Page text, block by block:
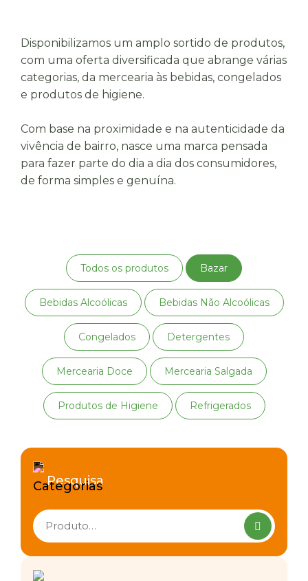
Disponibilizamos um amplo sortido de produtos,
com uma oferta diversificada que abrange várias
categorias, da mercearia às bebidas, congelados
e produtos de higiene.
Com base na proximidade e na autenticidade da
vivência de bairro, nasce uma marca pensada
para fazer parte do dia a dia dos consumidores,
de forma simples e genuína.
Todos os produtos Bazar
Bebidas Alcoólicas Bebidas Não Alcoólicas
Congelados Detergentes
Mercearia Doce Mercearia Salgada
Produtos de Higiene Refrigerados
Pesquisa
Pesquisar
produtos